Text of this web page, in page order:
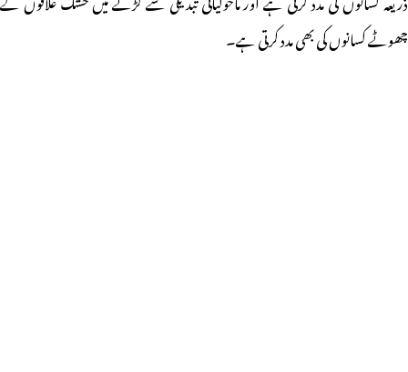
چھوٹے کسانوں کی بھی مدد کرتی ہے۔